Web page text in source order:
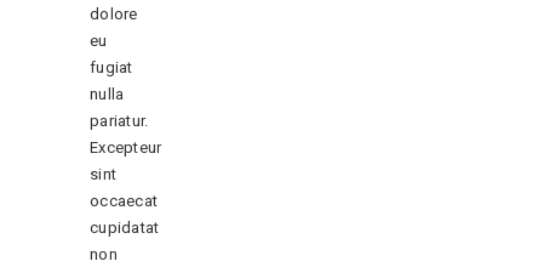
dolore
eu
fugiat
nulla
pariatur.
Excepteur
sint
occaecat
cupidatat
non